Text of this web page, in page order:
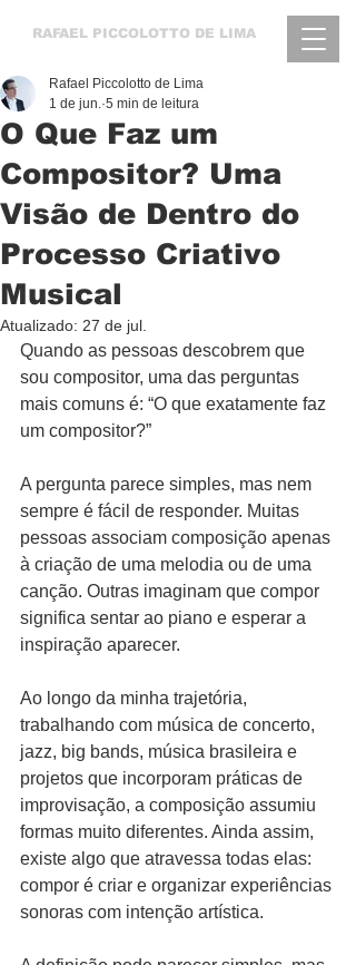
RAFAEL PICCOLOTTO DE LIMA
O Que Faz um
Compositor? Uma
Visão de Dentro do
Processo Criativo
Musical
Rafael Piccolotto de Lima
1 de jun. 5 min de leitura
Atualizado: 27 de jul.
Quando as pessoas descobrem que
sou compositor, uma das perguntas
mais comuns é: “O que exatamente faz
um compositor?”
A pergunta parece simples, mas nem
sempre é fácil de responder. Muitas
pessoas associam composição apenas
à criação de uma melodia ou de uma
canção. Outras imaginam que compor
significa sentar ao piano e esperar a
inspiração aparecer.
Ao longo da minha trajetória,
trabalhando com música de concerto,
jazz, big bands, música brasileira e
projetos que incorporam práticas de
improvisação, a composição assumiu
formas muito diferentes. Ainda assim,
existe algo que atravessa todas elas:
compor é criar e organizar experiências
sonoras com intenção artística.